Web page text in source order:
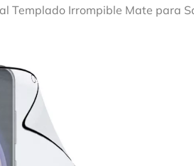
Templado Irrompible Mate para